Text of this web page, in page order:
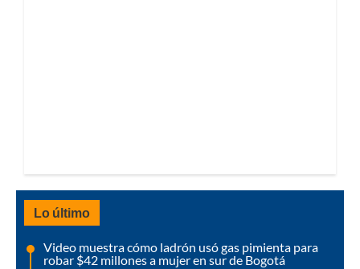
Lo último
Video muestra cómo ladrón usó gas pimienta para
robar $42 millones a mujer en sur de Bogotá